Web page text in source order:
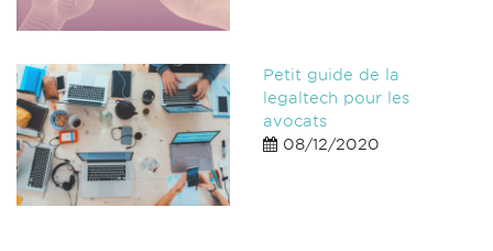
Petit guide de la
legaltech pour les
avocats
08/12/2020